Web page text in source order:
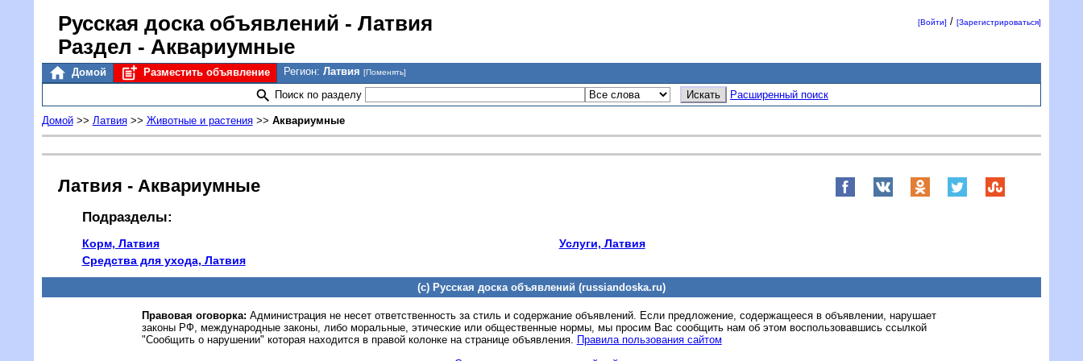
Русская доска объявлений - Латвия
Раздел - Аквариумные
[Войти] /[Зарегистрироваться]
Домой Разместить объявление Регион: Латвия [Поменять]
Поиск по разделу Расширенный поиск
Домой>> Латвия>> Животные и растения>> Аквариумные
Латвия - Аквариумные
Подразделы:
Корм, Латвия
Средства для ухода, Латвия
Услуги, Латвия
(c) Русская доска объявлений (russiandoska.ru)
Правовая оговорка: Администрация не несет ответственность за стиль и содержание объявлений. Если предложение, содержащееся в объявлении, нарушает
законы РФ, международные законы, либо моральные, этические или общественные нормы, мы просим Вас сообщить нам об этом воспользовавшись ссылкой
"Сообщить о нарушении" которая находится в правой колонке на странице объявления. Правила пользования сайтом